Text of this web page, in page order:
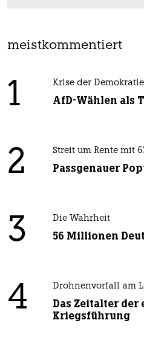
meistkommentiert
1 Krise der Demokratie
AfD-Wählen als
2 Streit um Rente mit
Passgenauer
3 Die Wahrheit
56 Millionen
4 Drohnenvorfall am
Das Zeitalter
Kriegsführung